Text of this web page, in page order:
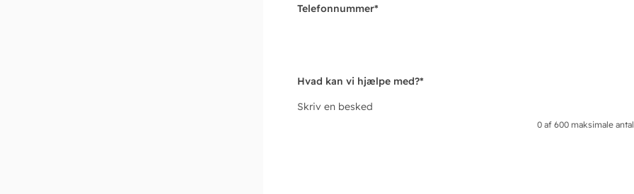
Telefonnummer*
Hvad kan vi hjælpe med?*
Skriv en besked
0 af 600 maksimale